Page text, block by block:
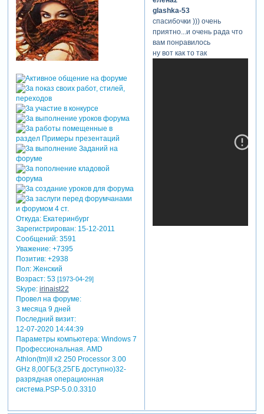
Откуда:Екатеринбург
Зарегистрирован: 15-12-2011
Сообщений:3591
Уважение: +7395
Позитив: +2938
Пол:Женский
Возраст:53 [1973-04-29]
Skype: irinaist22
Провел на форуме:
3 месяца 9 дней
Последний визит:
12-07-2020 14:44:39
Параметры компьютера:Windows 7
Профессиональная. AMD
Athlon(tm)II x2 250 Processor 3.00
GHz 8,00ГБ(3,25ГБ доступно)32-
разрядная операционная
система.PSP-5.0.0.3310
glashka-53
спасибочки ))) очень
приятно...и очень рада что
вам понравилось
ну вот как то так